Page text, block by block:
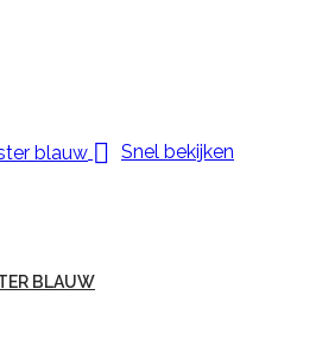
 Snel bekijken
BLAUW